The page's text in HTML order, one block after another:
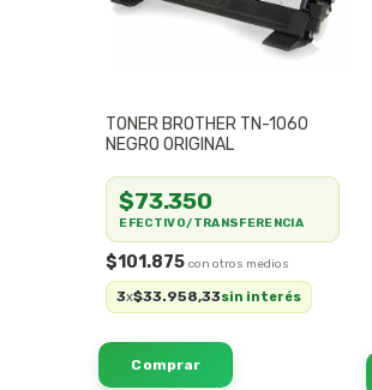
TONER BROTHER TN-1060
NEGRO ORIGINAL
$101.875
3x$33.958,33sin interés
$73.350
EFECTIVO/TRANSFERENCIA